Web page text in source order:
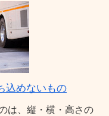
込めないもの
は、縦・横・高さの